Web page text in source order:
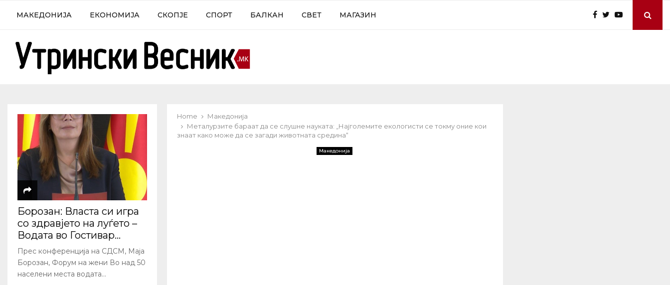
МАКЕДОНИЈА ЕКОНОМИЈА СКОПЈЕ СПОРТ БАЛКАН СВЕТ МАГАЗИН
Home
Македонија
Металурзите бараат да се слушне науката: „Најголемите екологисти се токму оние кои
знаат како може да се загади животната средина“
Македонија
Борозан: Власта си игра
со здравјето на луѓето –
Водата во Гостивар...
Прес конференција на СДСМ, Маја
Борозан, Форум на жени Во над 50
населени места водата...